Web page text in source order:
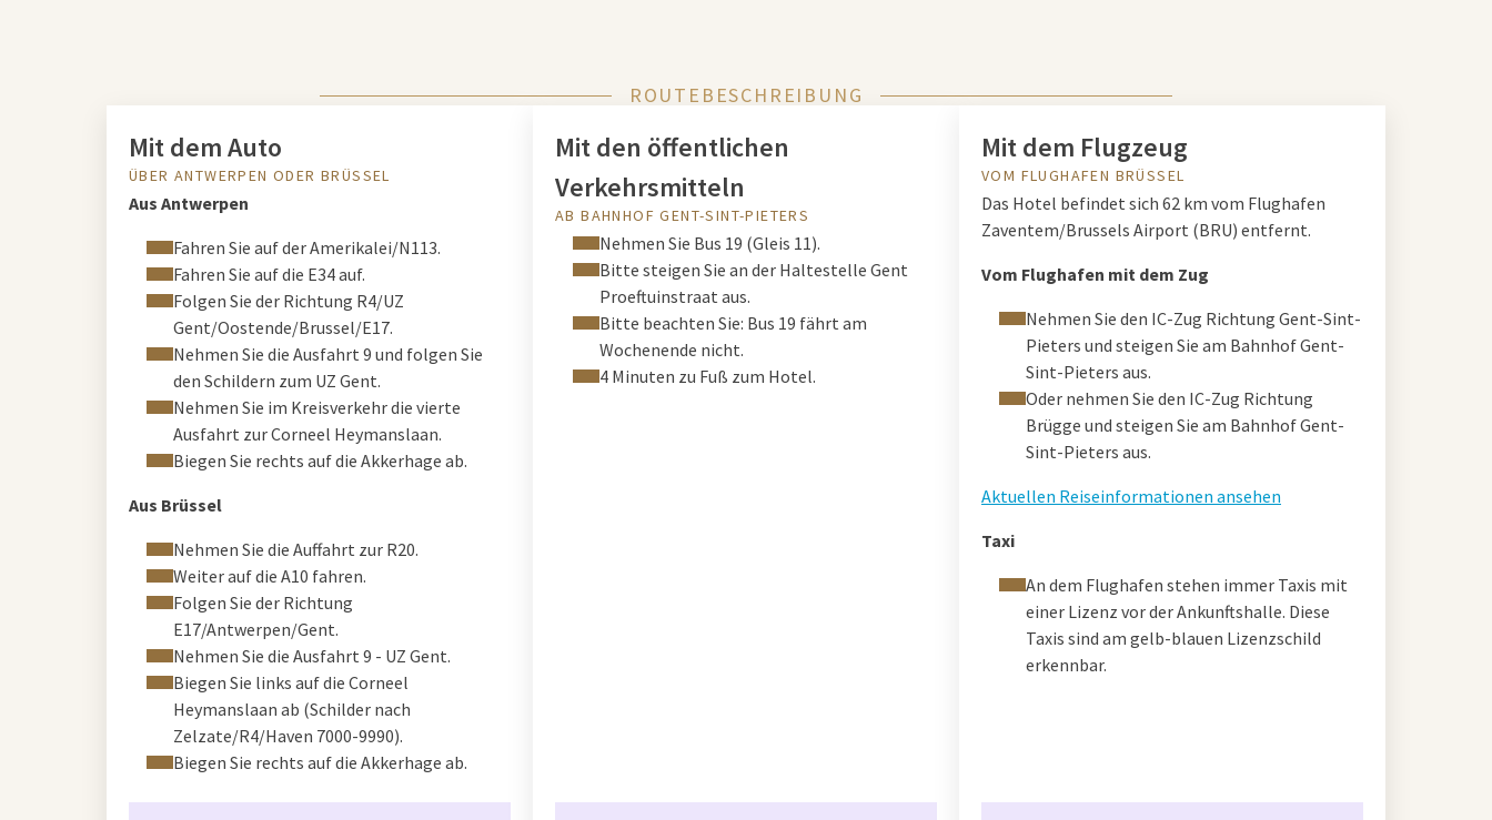
ROUTEBESCHREIBUNG
Mit dem Auto
ÜBER ANTWERPEN ODER BRÜSSEL
Aus Antwerpen
Fahren Sie auf der Amerikalei/N113.
Fahren Sie auf die E34 auf.
Folgen Sie der Richtung R4/UZ
Gent/Oostende/Brussel/E17.
Nehmen Sie die Ausfahrt 9 und folgen Sie
den Schildern zum UZ Gent.
Nehmen Sie im Kreisverkehr die vierte
Ausfahrt zur Corneel Heymanslaan.
Biegen Sie rechts auf die Akkerhage ab.
Aus Brüssel
Nehmen Sie die Auffahrt zur R20.
Weiter auf die A10 fahren.
Folgen Sie der Richtung
E17/Antwerpen/Gent.
Nehmen Sie die Ausfahrt 9 - UZ Gent.
Biegen Sie links auf die Corneel
Heymanslaan ab (Schilder nach
Zelzate/R4/Haven 7000-9990).
Biegen Sie rechts auf die Akkerhage ab.
Mit den öffentlichen
Verkehrsmitteln
AB BAHNHOF GENT-SINT-PIETERS
Nehmen Sie Bus 19 (Gleis 11).
Bitte steigen Sie an der Haltestelle Gent
Proeftuinstraat aus.
Bitte beachten Sie: Bus 19 fährt am
Wochenende nicht.
4 Minuten zu Fuß zum Hotel.
Mit dem Flugzeug
VOM FLUGHAFEN BRÜSSEL
Das Hotel befindet sich 62 km vom Flughafen
Zaventem/Brussels Airport (BRU) entfernt.
Vom Flughafen mit dem Zug
Nehmen Sie den IC-Zug Richtung Gent-Sint-
Pieters und steigen Sie am Bahnhof Gent-
Sint-Pieters aus.
Oder nehmen Sie den IC-Zug Richtung
Brügge und steigen Sie am Bahnhof Gent-
Sint-Pieters aus.
Aktuellen Reiseinformationen ansehen
Taxi
An dem Flughafen stehen immer Taxis mit
einer Lizenz vor der Ankunftshalle. Diese
Taxis sind am gelb-blauen Lizenzschild
erkennbar.